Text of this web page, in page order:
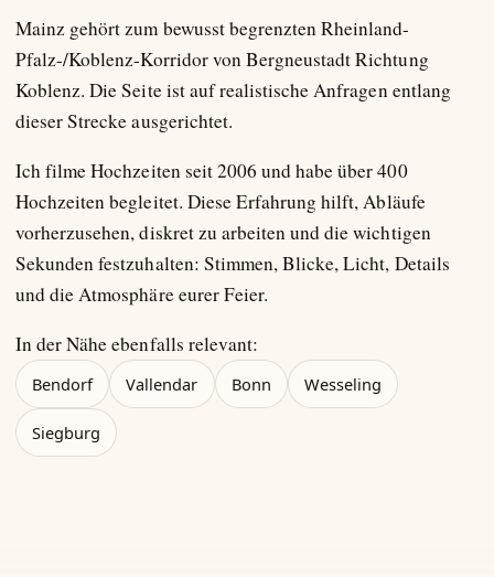
Mainz gehört zum bewusst begrenzten Rheinland-
Pfalz-/Koblenz-Korridor von Bergneustadt Richtung
Koblenz. Die Seite ist auf realistische Anfragen entlang
dieser Strecke ausgerichtet.
Ich filme Hochzeiten seit 2006 und habe über 400
Hochzeiten begleitet. Diese Erfahrung hilft, Abläufe
vorherzusehen, diskret zu arbeiten und die wichtigen
Sekunden festzuhalten: Stimmen, Blicke, Licht, Details
und die Atmosphäre eurer Feier.
In der Nähe ebenfalls relevant:
Bendorf Vallendar Bonn Wesseling
Siegburg